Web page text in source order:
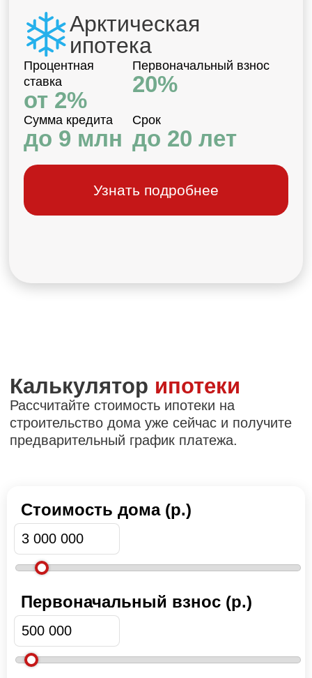
Стоимость дома (р.)
Первоначальный взнос (р.)